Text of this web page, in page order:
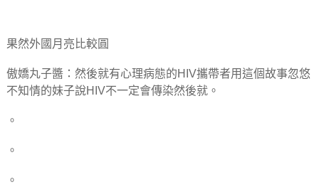
果然外國月亮比較圓
傲嬌丸子醬：然後就有心理病態的HIV攜帶者用這個故事忽悠
不知情的妹子說HIV不一定會傳染然後就。
。
。
。